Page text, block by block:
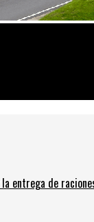
entrega de